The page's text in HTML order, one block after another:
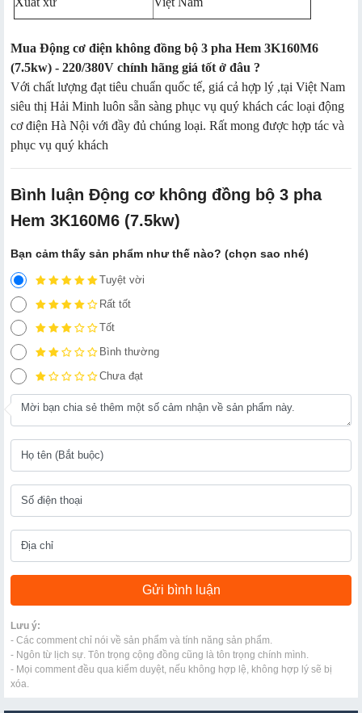
Mua Động cơ điện không đồng bộ 3 pha Hem 3K160M6
(7.5kw) - 220/380V chính hãng giá tốt ở đâu ?
Với chất lượng đạt tiêu chuẩn quốc tế, giá cả hợp lý ,tại Việt Nam
siêu thị Hải Minh luôn sẵn sàng phục vụ quý khách các loại động
cơ điện Hà Nội với đầy đủ chúng loại. Rất mong được hợp tác và
phục vụ quý khách
Bình luận Động cơ không đồng bộ 3 pha
Hem 3K160M6 (7.5kw)
Bạn cảm thấy sản phẩm như thế nào? (chọn sao nhé)
Tuyệt vời
Rất tốt
Tốt
Bình thường
Chưa đạt
Lưu ý:
- Các comment chỉ nói về sản phẩm và tính năng sản phẩm.
- Ngôn từ lịch sự. Tôn trọng cộng đồng cũng là tôn trọng chính mình.
- Mọi comment đều qua kiểm duyệt, nếu không hợp lệ, không hợp lý sẽ bị
xóa.